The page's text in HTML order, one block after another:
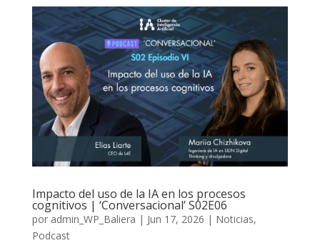
Impacto del uso de la IA en los procesos
cognitivos | ‘Conversacional’ S02E06
por admin_WP_Baliera | Jun 17, 2026 | Noticias,
Podcast